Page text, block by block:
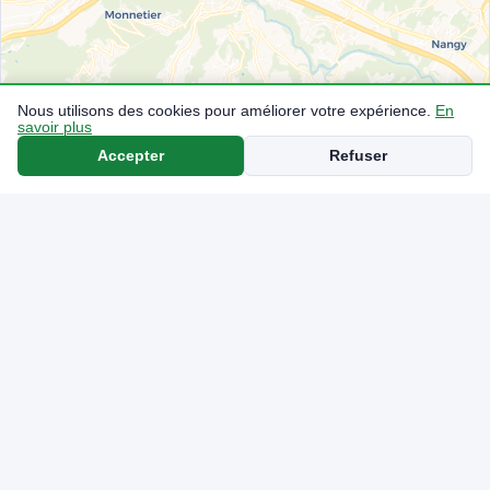
Nous utilisons des cookies pour améliorer votre expérience.
En
savoir plus
Accepter Refuser